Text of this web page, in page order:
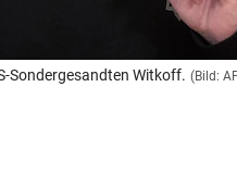
Sondergesandten Witkoff. (Bild: